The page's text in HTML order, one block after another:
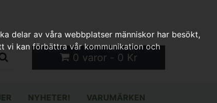
0 varor - 0 Kr
NYHETER! VARUMÄRKEN
delar av våra webbplatser människor har besökt,
vi kan förbättra vår kommunikation och